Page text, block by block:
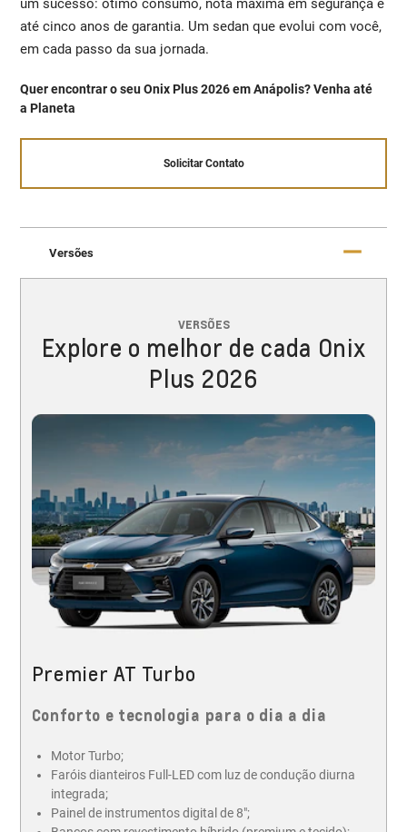
um sucesso: ótimo consumo, nota máxima em segurança e
até cinco anos de garantia. Um sedan que evolui com você,
em cada passo da sua jornada.
Quer encontrar o seu Onix Plus 2026 em Anápolis? Venha até
a Planeta
Solicitar Contato
Versões
VERSÕES
Explore o melhor de cada Onix
Plus 2026
Premier AT Turbo
Conforto e tecnologia para o dia a dia
Motor Turbo;
Faróis dianteiros Full-LED com luz de condução diurna
integrada;
Painel de instrumentos digital de 8";